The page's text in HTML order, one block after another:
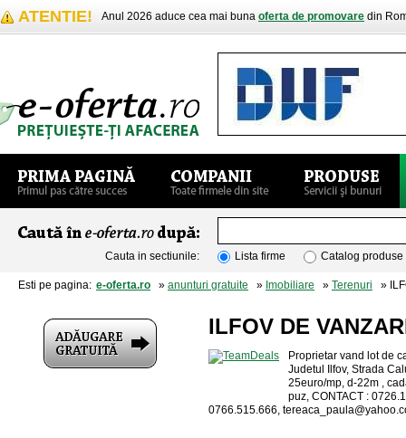
ATENTIE! Anul 2026 aduce cea mai buna oferta de promovare din
Cauta in sectiunile: Lista firme Catalog produse
Esti pe pagina: e-oferta.ro » anunturi gratuite » Imobiliare » Terenuri »
ILFOV DE
Proprietar vand lot de
Judetul Ilfov, Strada
25euro/mp, d-22m ,
puz, CONTACT :
0766.515.666,